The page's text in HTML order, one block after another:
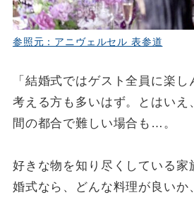
参照元：アニヴェルセル 表参道
「結婚式ではゲスト全員に楽
考える方も多いはず。とはいえ
間の都合で難しい場合も…。
好きな物を知り尽くしている家
婚式なら、どんな料理が良いか